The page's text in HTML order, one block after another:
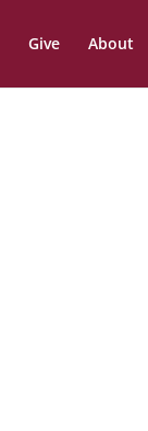
Give About